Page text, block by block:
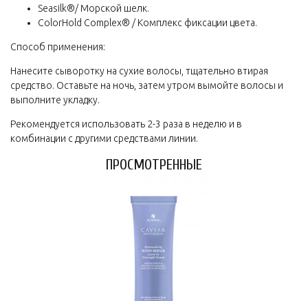
Seasilk®/ Морской шелк.
ColorHold Complex® / Комплекс фиксации цвета.
Способ применения:
Нанесите сыворотку на сухие волосы, тщательно втирая
средство. Оставьте на ночь, затем утром вымойте волосы и
выполните укладку.
Рекомендуется использовать 2-3 раза в неделю и в
комбинации с другими средствами линии.
ПРОСМОТРЕННЫЕ